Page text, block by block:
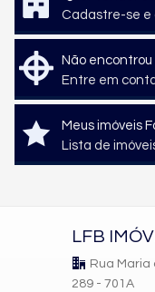
Cadastre-se e
Não encontrou
Entre em
Meus imóveis
Lista de
LFB
Rua Maria
289 - 701A